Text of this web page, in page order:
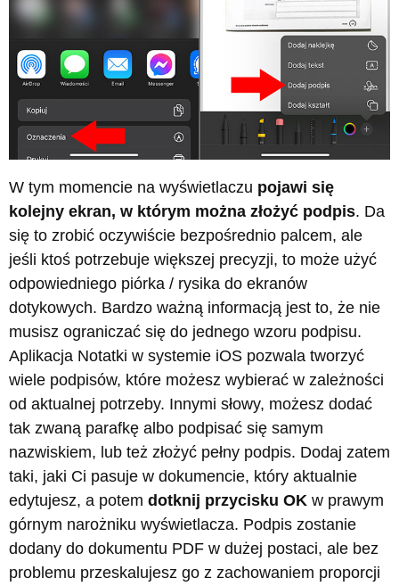
W tym momencie na wyświetlaczu pojawi się
kolejny ekran, w którym można złożyć podpis. Da
się to zrobić oczywiście bezpośrednio palcem, ale
jeśli ktoś potrzebuje większej precyzji, to może użyć
odpowiedniego piórka / rysika do ekranów
dotykowych. Bardzo ważną informacją jest to, że nie
musisz ograniczać się do jednego wzoru podpisu.
Aplikacja Notatki w systemie iOS pozwala tworzyć
wiele podpisów, które możesz wybierać w zależności
od aktualnej potrzeby. Innymi słowy, możesz dodać
tak zwaną parafkę albo podpisać się samym
nazwiskiem, lub też złożyć pełny podpis. Dodaj zatem
taki, jaki Ci pasuje w dokumencie, który aktualnie
edytujesz, a potem dotknij przycisku OK w prawym
górnym narożniku wyświetlacza. Podpis zostanie
dodany do dokumentu PDF w dużej postaci, ale bez
problemu przeskalujesz go z zachowaniem proporcji